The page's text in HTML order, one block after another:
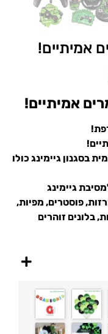
אמיתיים!
אמיתיים!
בסגנון גיימינג כולו
גיימינג
פוסטרים, מפיות,
בלונים זוהרים